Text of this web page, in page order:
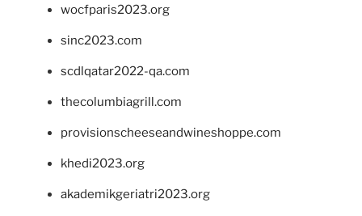
wocfparis2023.org
sinc2023.com
scdlqatar2022-qa.com
thecolumbiagrill.com
provisionscheeseandwineshoppe.com
khedi2023.org
akademikgeriatri2023.org